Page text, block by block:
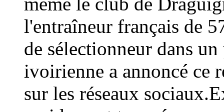
l'entraîneur français de
de sélectionneur dans
ivoirienne a annoncé ce
sur les réseaux